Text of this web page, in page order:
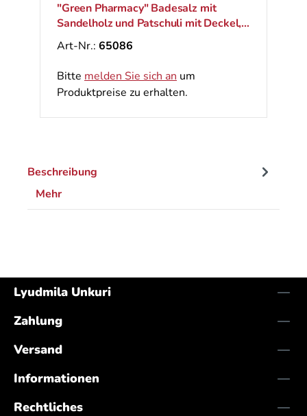
"Green Pharmacy" Badesalz mit
Sandelholz und Patschuli mit Deckel,
1000 g
Art-Nr.: 65086
Bitte melden Sie sich an um
Produktpreise zu erhalten.
Beschreibung
Mehr
Lyudmila Unkuri
Zahlung
Versand
Informationen
Rechtliches